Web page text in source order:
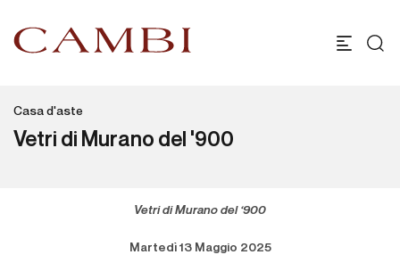
Casa d'aste
Vetri di Murano del '900
Vetri di Murano del ‘900
Martedì 13 Maggio 2025